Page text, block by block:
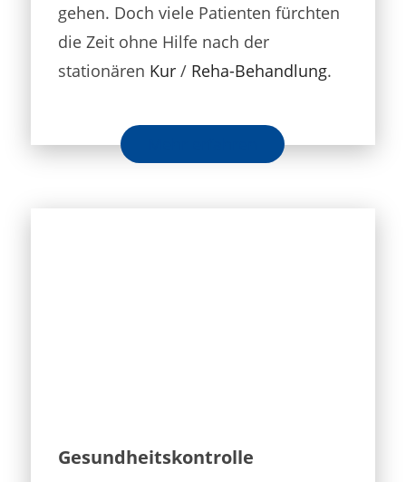
gehen. Doch viele Patienten fürchten
die Zeit ohne Hilfe nach der
stationären Kur/ Reha-Behandlung.
Gesundheitskontrolle